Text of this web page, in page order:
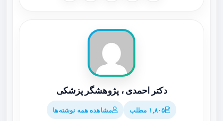
دکتر احمدی ، پژوهشگر پزشکی
۱,۸۰۵ مطلب مشاهده همه نوشته‌ها